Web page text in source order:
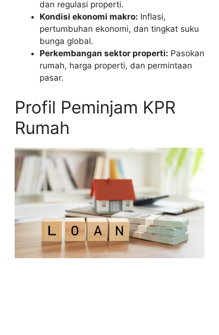
dan regulasi properti.
Kondisi ekonomi makro: Inflasi,
pertumbuhan ekonomi, dan tingkat suku
bunga global.
Perkembangan sektor properti: Pasokan
rumah, harga properti, dan permintaan
pasar.
Profil Peminjam KPR
Rumah